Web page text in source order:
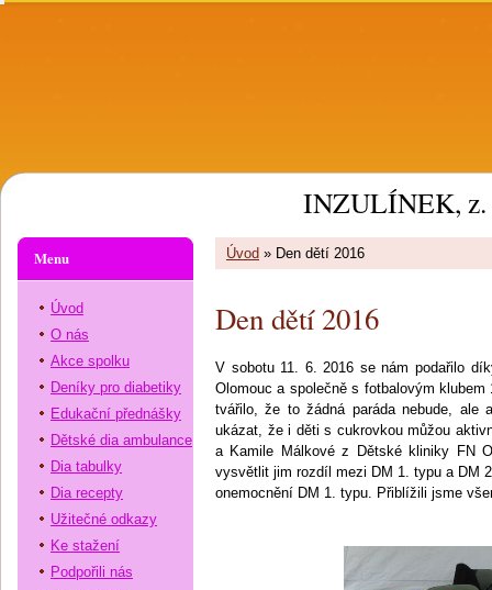
INZULÍNEK, z.
Úvod » Den dětí 2016
Den dětí 2016
V sobotu 11. 6. 2016 se nám podařilo
Olomouc a společně s fotbalovým
tvářilo, že to žádná paráda nebude, ale
ukázat, že i děti s cukrovkou můžou
a Kamile Málkové z Dětské kliniky FN
vysvětlit jim rozdíl mezi DM 1. typu a DM
onemocnění DM 1. typu. Přiblížili jsme
Menu
Úvod
O nás
Akce spolku
Deníky pro diabetiky
Edukační přednášky
Dětské dia ambulance
Dia tabulky
Dia recepty
Užitečné odkazy
Ke stažení
Podpořili nás